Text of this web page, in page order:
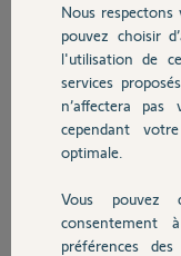
Chauffage
Autres produits
Devis avec un
Réponses
Bonjour Anne-Laure,
Nous ne pouvons pas
application.
Bonne journée,
Vanessa F.
Nous
pouvez choisir
l'utilisation de
services
n’affectera
cependant
optimale.
Vous pouvez
préférences